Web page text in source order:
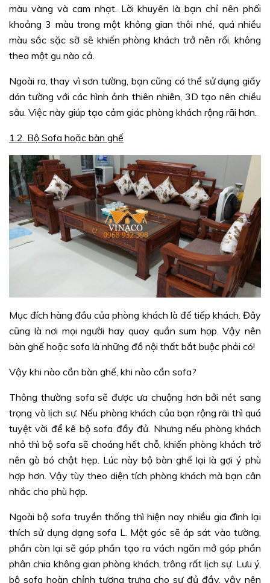
màu vàng và cam nhạt. Lời khuyên là bạn chỉ nên phối
khoảng 3 màu trong một không gian thôi nhé, quá nhiều
màu sắc sặc sỡ sẽ khiến phòng khách trở nên rối, không
theo một gu nào cả.
Ngoài ra, thay vì sơn tường, bạn cũng có thể sử dụng giấy
dán tường với các hình ảnh thiên nhiên, 3D tạo nên chiều
sâu. Việc này giúp tạo cảm giác phòng khách rộng rãi hơn.
1.2. Bộ Sofa hoặc bàn ghế
Mục đích hàng đầu của phòng khách là để tiếp khách. Đây
cũng là nơi mọi người hay quay quần sum họp. Vậy nên
bàn ghế hoặc sofa là những đồ nội thất bắt buộc phải có!
Vậy khi nào cần bàn ghế, khi nào cần sofa?
Thông thường sofa sẽ được ưa chuộng hơn bởi nét sang
trọng và lịch sự. Nếu phòng khách của bạn rộng rãi thì quá
tuyệt vời để kê bộ sofa đầy đủ. Nhưng nếu phòng khách
nhỏ thì bộ sofa sẽ choáng hết chỗ, khiến phòng khách trở
nên gò bó chật hẹp. Lúc này bộ bàn ghế lại là gợi ý phù
hợp hơn. Vậy tùy theo diện tích phòng khách mà bạn cân
nhắc cho phù hợp.
Ngoài bộ sofa truyền thống thì hiện nay nhiều gia đình lại
thích sử dụng dạng sofa L. Một góc sẽ áp sát vào tường,
phần còn lại sẽ góp phần tạo ra vách ngăn mở góp phần
phân chia không gian phòng khách, trông rất lịch sự. Lưu ý,
bộ sofa hoàn chỉnh tượng trưng cho sự đủ đầy, vậy nên